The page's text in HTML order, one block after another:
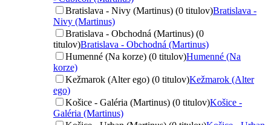
Bratislava - Nivy (Martinus) (0 titulov)Bratislava -
Nivy (Martinus)
Bratislava - Obchodná (Martinus) (0
titulov)Bratislava - Obchodná (Martinus)
Humenné (Na korze) (0 titulov)Humenné (Na
korze)
Kežmarok (Alter ego) (0 titulov)Kežmarok (Alter
ego)
Košice - Galéria (Martinus) (0 titulov)Košice -
Galéria (Martinus)